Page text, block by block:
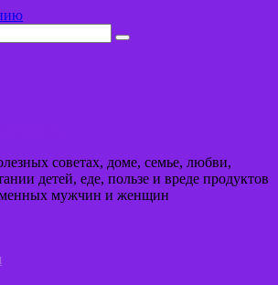
советах, доме, семье, любви,
детей, еде, пользе и вреде продуктов
мужчин и женщин